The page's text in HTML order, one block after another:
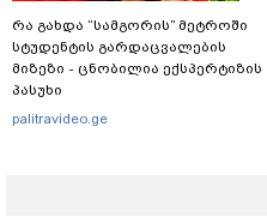
რა გახდა “სამგორის” მეტროში
სტუდენტის გარდაცვალების
მიზეზი - ცნობილია ექსპერტიზის
პასუხი
palitravideo.ge